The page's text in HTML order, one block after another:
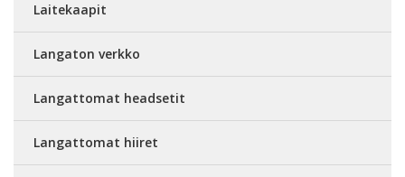
Laitekaapit
Langaton verkko
Langattomat headsetit
Langattomat hiiret